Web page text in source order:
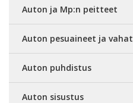
Auton ja Mp:n peitteet
Auton pesuaineet ja vahat
Auton puhdistus
Auton sisustus